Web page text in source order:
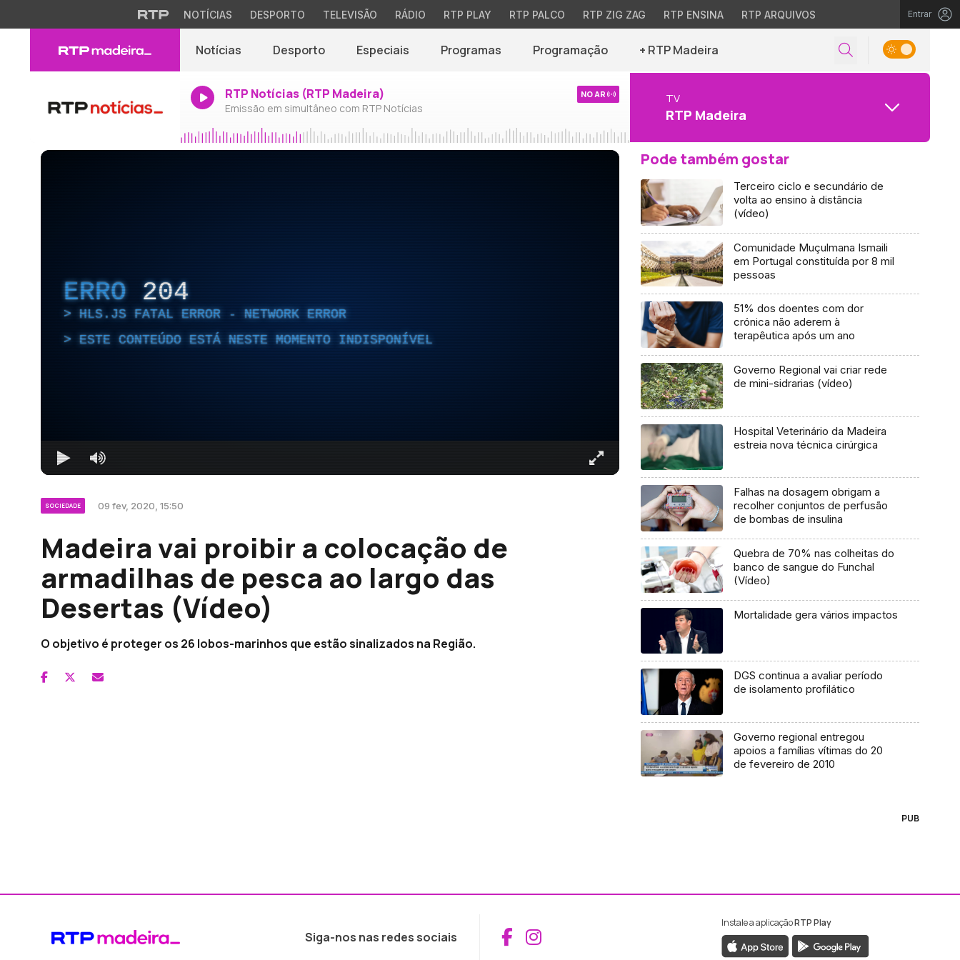
NOTÍCIAS DESPORTO TELEVISÃO RÁDIO RTP PLAY RTP PALCO RTP ZIG ZAG RTP ENSINA RTP ARQUIVOS Entrar
Notícias Desporto Especiais Programas Programação + RTP Madeira
RTP Notícias (RTP Madeira)
Emissão em simultâneo com RTP Notícias
NO AR TV
RTP Madeira
ERRO 204
HLS.JS FATAL ERROR - NETWORK ERROR
ESTE CONTEÚDO ESTÁ NESTE MOMENTO INDISPONÍVEL
SOCIEDADE 09 fev, 2020, 15:50
Madeira vai proibir a colocação de
armadilhas de pesca ao largo das
Desertas (Vídeo)
O objetivo é proteger os 26 lobos-marinhos que estão sinalizados na Região.
Pode também gostar
Terceiro ciclo e secundário de
volta ao ensino à distância
(vídeo)
Comunidade Muçulmana Ismaili
em Portugal constituída por 8 mil
pessoas
51% dos doentes com dor
crónica não aderem à
terapêutica após um ano
Governo Regional vai criar rede
de mini-sidrarias (vídeo)
Hospital Veterinário da Madeira
estreia nova técnica cirúrgica
Falhas na dosagem obrigam a
recolher conjuntos de perfusão
de bombas de insulina
Quebra de 70% nas colheitas do
banco de sangue do Funchal
(Vídeo)
Mortalidade gera vários impactos
DGS continua a avaliar período
de isolamento profilático
Governo regional entregou
apoios a famílias vítimas do 20
de fevereiro de 2010
PUB
Siga-nos nas redes sociais Aceder ao Facebook da RTP Madeira
Aceder ao Instagram da RTP Madeira
Instale a aplicaçãoRTP Play